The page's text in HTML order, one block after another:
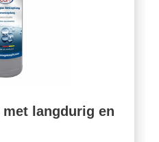
langdurig en